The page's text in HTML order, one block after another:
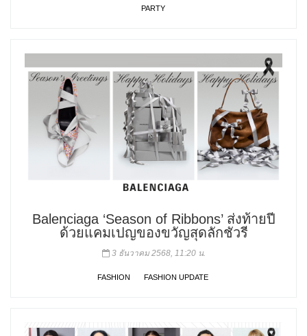
PARTY
Balenciaga ‘Season of Ribbons’ ส่งท้ายปี
ด้วยแคมเปญของขวัญสุดลักชัวรี
3 ธันวาคม 2568, 11:20 น.
FASHION FASHION UPDATE